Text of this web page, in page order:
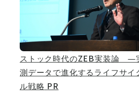
ストック時代のZEB実装論 ―
測データで進化するライフサイ
ル戦略 PR